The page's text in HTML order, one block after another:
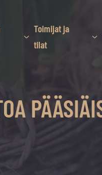
Toimijat ja
tilat